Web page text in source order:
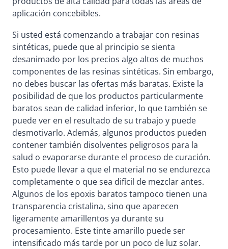
aplicación concebibles.
Si usted está comenzando a trabajar con resinas
sintéticas, puede que al principio se sienta
desanimado por los precios algo altos de muchos
componentes de las resinas sintéticas. Sin embargo,
no debes buscar las ofertas más baratas. Existe la
posibilidad de que los productos particularmente
baratos sean de calidad inferior, lo que también se
puede ver en el resultado de su trabajo y puede
desmotivarlo. Además, algunos productos pueden
contener también disolventes peligrosos para la
salud o evaporarse durante el proceso de curación.
Esto puede llevar a que el material no se endurezca
completamente o que sea difícil de mezclar antes.
Algunos de los epoxis baratos tampoco tienen una
transparencia cristalina, sino que aparecen
ligeramente amarillentos ya durante su
procesamiento. Este tinte amarillo puede ser
intensificado más tarde por un poco de luz solar.